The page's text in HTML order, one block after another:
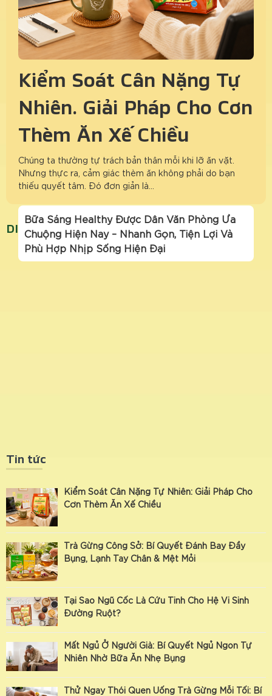
Kiểm Soát Cân Nặng Tự
Nhiên: Giải Pháp Cho Cơn
Thèm Ăn Xế Chiều
Chúng ta thường tự trách bản thân mỗi khi lỡ ăn vặt.
Nhưng thực ra, cảm giác thèm ăn không phải do bạn
thiếu quyết tâm. Đó đơn giản là…
DINH DƯỠNG CHO NGƯỜI BẬN RỘN
Bữa Sáng Healthy Được Dân Văn Phòng Ưa
Chuộng Hiện Nay – Nhanh Gọn, Tiện Lợi Và
Phù Hợp Nhịp Sống Hiện Đại
Tin tức
Kiểm Soát Cân Nặng Tự Nhiên: Giải Pháp Cho
Cơn Thèm Ăn Xế Chiều
Trà Gừng Công Sở: Bí Quyết Đánh Bay Đầy
Bụng, Lạnh Tay Chân & Mệt Mỏi
Tại Sao Ngũ Cốc Là Cứu Tinh Cho Hệ Vi Sinh
Đường Ruột?
Mất Ngủ Ở Người Già: Bí Quyết Ngủ Ngon Tự
Nhiên Nhờ Bữa Ăn Nhẹ Bụng
Thử Ngay Thói Quen Uống Trà Gừng Mỗi Tối: Bí